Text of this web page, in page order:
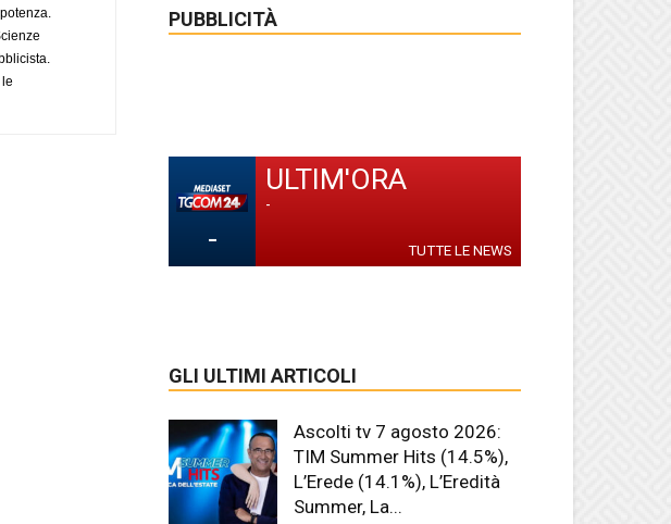
PUBBLICITÀ
-
ULTIM'ORA
-
TUTTE LE NEWS
GLI ULTIMI ARTICOLI
Ascolti tv 7 agosto 2026:
TIM Summer Hits (14.5%),
L’Erede (14.1%), L’Eredità
Summer, La...